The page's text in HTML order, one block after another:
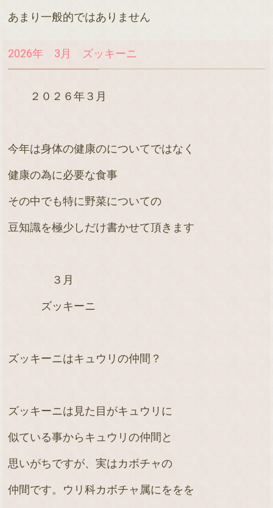
あまり一般的ではありません
2026年 3月 ズッキーニ
２０２６年３月
今年は身体の健康のについてではなく
健康の為に必要な食事
その中でも特に野菜についての
豆知識を極少しだけ書かせて頂きます
３月
ズッキーニ
ズッキーニはキュウリの仲間？
ズッキーニは見た目がキュウリに
似ている事からキュウリの仲間と
思いがちですが、実はカボチャの
仲間です。ウリ科カボチャ属にををを